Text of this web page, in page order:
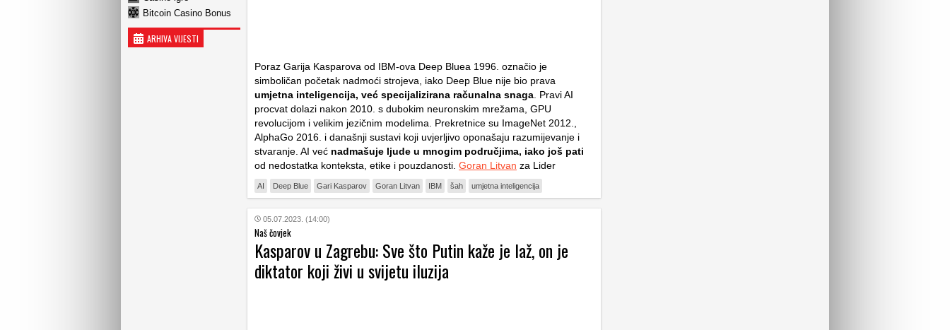
Bitcoin Casino Bonus
ARHIVA VIJESTI
Poraz Garija Kasparova od IBM-ova Deep Bluea 1996. označio je
simboličan početak nadmoći strojeva, iako Deep Blue nije bio prava
umjetna inteligencija, već specijalizirana računalna snaga . Pravi AI
procvat dolazi nakon 2010. s dubokim neuronskim mrežama, GPU
revolucijom i velikim jezičnim modelima. Prekretnice su ImageNet 2012.,
AlphaGo 2016. i današnji sustavi koji uvjerljivo oponašaju razumijevanje i
stvaranje. AI već nadmašuje ljude u mnogim područjima, iako još pati
od nedostatka konteksta, etike i pouzdanosti. Goran Litvan za Lider
AI Deep Blue Gari Kasparov Goran Litvan IBM šah umjetna inteligencija
05.07.2023. (14:00)
Naš čovjek
Kasparov u Zagrebu: Sve što Putin kaže je laž, on je
diktator koji živi u svijetu iluzija